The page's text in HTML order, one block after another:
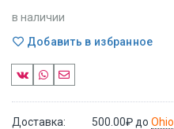
в наличии
Добавить в избранное
Доставка: 500.00₽ до Ohio